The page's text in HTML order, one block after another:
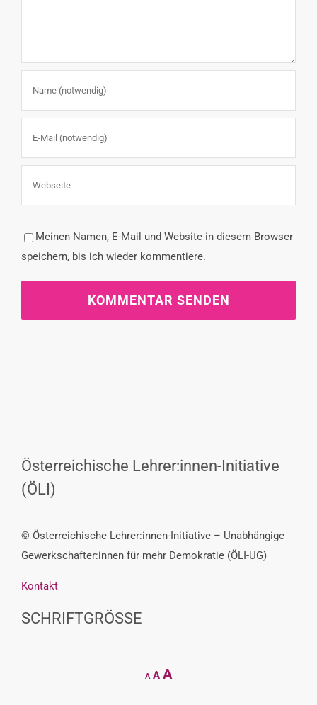
Meinen Namen, E-Mail und Website in diesem Browser
speichern, bis ich wieder kommentiere.
Österreichische Lehrer:innen-Initiative
(ÖLI)
© Österreichische Lehrer:innen-Initiative – Unabhängige
Gewerkschafter:innen für mehr Demokratie (ÖLI-UG)
Kontakt
SCHRIFTGRÖSSE
A
Decrease
font
A Reset
AIncrease